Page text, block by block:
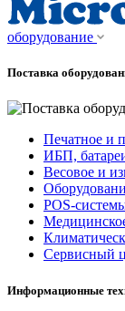
оборудование
Поставка
Печатное и
ИБП,
Весовое и
POS-
Сервисный
Информационные